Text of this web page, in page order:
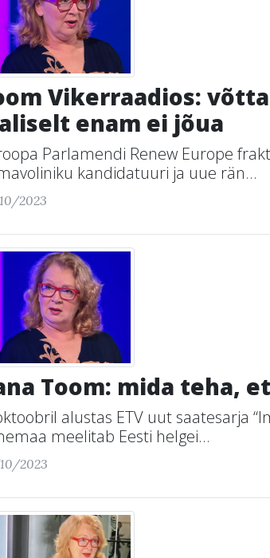
Vikerraadios:
enam ei jõua
Parlamendi Renew Europe
kandidatuuri ja uue rän...
2023
Toom: mida teha,
alustas ETV uut saatesarja
meelitab Eesti helgei...
2023